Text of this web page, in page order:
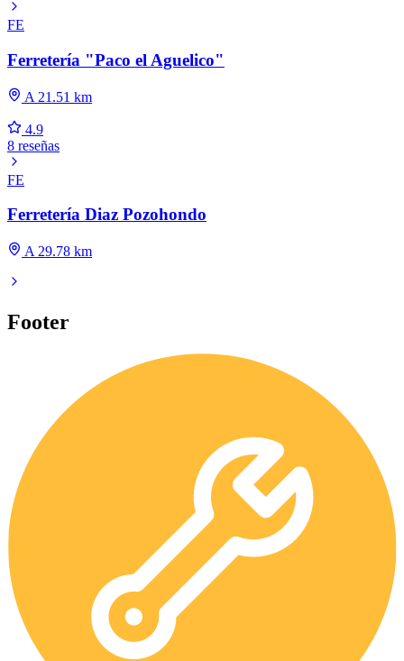
FE
Ferretería "Paco el Aguelico"
A 21.51 km
4.9
8 reseñas
FE
Ferretería Diaz Pozohondo
A 29.78 km
Footer